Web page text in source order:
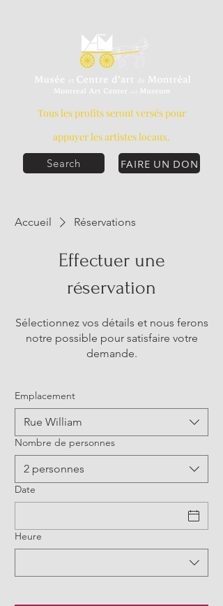
FAIRE UN DON
Tous les profits seront versés pour
appuyer les artistes locaux.
Search
Accueil Réservations
Effectuer une
réservation
Sélectionnez vos détails et nous ferons
notre possible pour satisfaire votre
demande.
Emplacement
Rue William
Nombre de personnes
2 personnes
Date
Heure